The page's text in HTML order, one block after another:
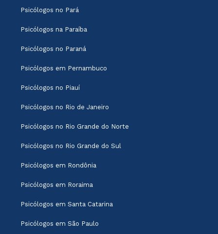
Psicólogos no Pará
Psicólogos na Paraíba
Psicólogos no Paraná
Psicólogos em Pernambuco
Psicólogos no Piauí
Psicólogos no Rio de Janeiro
Psicólogos no Rio Grande do Norte
Psicólogos no Rio Grande do Sul
Psicólogos em Rondônia
Psicólogos em Roraima
Psicólogos em Santa Catarina
Psicólogos em São Paulo